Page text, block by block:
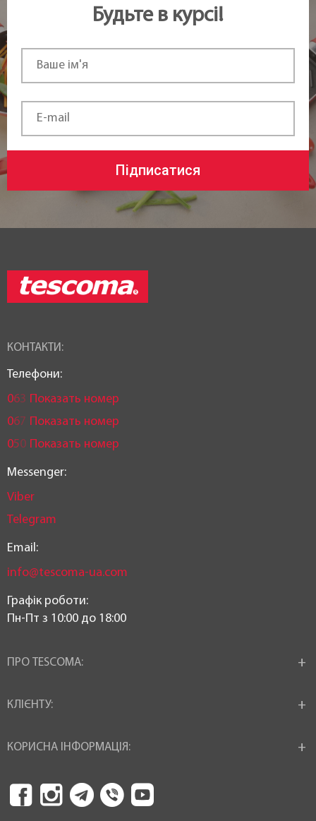
Будьте в курсі!
Підписатися
КОНТАКТИ:
Телефони:
063 Показать номер
067 Показать номер
050 Показать номер
Messenger:
Viber
Telegram
Email:
info@tescoma-ua.com
Графік роботи:
Пн-Пт з 10:00 до 18:00
ПРО TESCOMA:
КЛІЄНТУ:
КОРИСНА ІНФОРМАЦІЯ: